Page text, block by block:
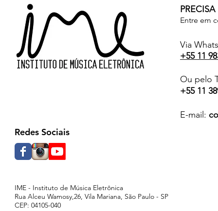
Redes Sociais
Entre em
Via
+55 11
Ou pelo
+55 11
E-mail:
IME - Instituto de Música Eletrônica
Rua Alceu Wamosy,26, Vila Mariana, São Paulo - SP
CEP: 04105-040